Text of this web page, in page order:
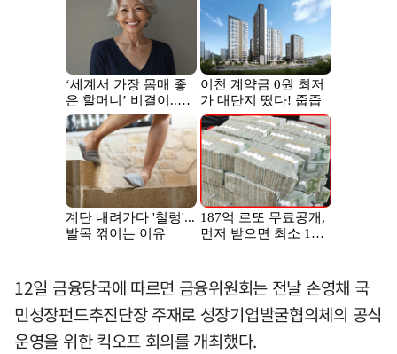
12일 금융당국에 따르면 금융위원회는 전날 손영채 국
민성장펀드추진단장 주재로 성장기업발굴협의체의 공식
운영을 위한 킥오프 회의를 개최했다.